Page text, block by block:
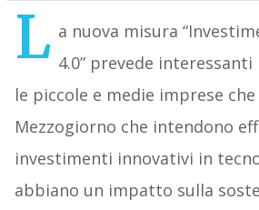
L a nuova misura
4.0” prevede
le piccole e medie imprese
Mezzogiorno che intendono
investimenti innovativi in
abbiano un impatto sulla